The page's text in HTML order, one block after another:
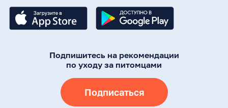
Подпишитесь на рекомендации
по уходу за питомцами
Подписаться